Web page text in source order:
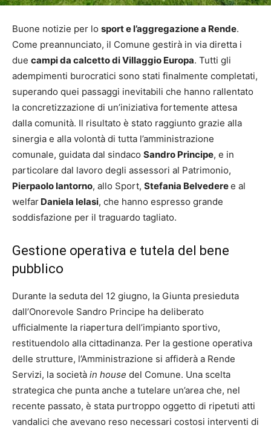
Buone notizie per lo sport e l’aggregazione a Rende.
Come preannunciato, il Comune gestirà in via diretta i
due campi da calcetto di Villaggio Europa. Tutti gli
adempimenti burocratici sono stati finalmente completati,
superando quei passaggi inevitabili che hanno rallentato
la concretizzazione di un’iniziativa fortemente attesa
dalla comunità. Il risultato è stato raggiunto grazie alla
sinergia e alla volontà di tutta l’amministrazione
comunale, guidata dal sindaco Sandro Principe, e in
particolare dal lavoro degli assessori al Patrimonio,
Pierpaolo Iantorno, allo Sport, Stefania Belvederee al
welfar Daniela Ielasi, che hanno espresso grande
soddisfazione per il traguardo tagliato.
Gestione operativa e tutela del bene
pubblico
Durante la seduta del 12 giugno, la Giunta presieduta
dall’Onorevole Sandro Principe ha deliberato
ufficialmente la riapertura dell’impianto sportivo,
restituendolo alla cittadinanza. Per la gestione operativa
delle strutture, l’Amministrazione si affiderà a Rende
Servizi, la società in house del Comune. Una scelta
strategica che punta anche a tutelare un’area che, nel
recente passato, è stata purtroppo oggetto di ripetuti atti
vandalici che avevano reso necessari costosi interventi di